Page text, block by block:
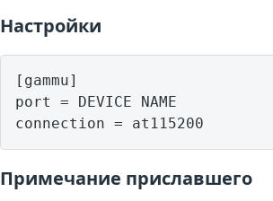
Настройки
[gammu]
port = DEVICE NAME
Примечание приславшего